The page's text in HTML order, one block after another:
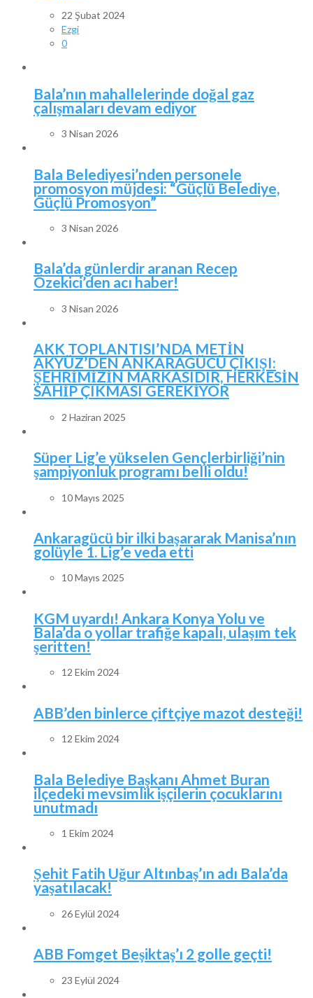
22 Şubat 2024
Ezgi
0
Bala’nın mahallelerinde doğal gaz
çalışmaları devam ediyor
3 Nisan 2026
Bala Belediyesi’nden personele
promosyon müjdesi: “Güçlü Belediye,
Güçlü Promosyon”
3 Nisan 2026
Bala’da günlerdir aranan Recep
Özekici’den acı haber!
3 Nisan 2026
AKK TOPLANTISI’NDA METİN
AKYÜZ’DEN ANKARAGÜCÜ ÇIKIŞI:
ŞEHRİMİZİN MARKASIDIR, HERKESİN
SAHİP ÇIKMASI GEREKİYOR
2 Haziran 2025
Süper Lig’e yükselen Gençlerbirliği’nin
şampiyonluk programı belli oldu!
10 Mayıs 2025
Ankaragücü bir ilki başararak Manisa’nın
golüyle 1. Lig’e veda etti
10 Mayıs 2025
KGM uyardı! Ankara Konya Yolu ve
Bala’da o yollar trafiğe kapalı, ulaşım tek
şeritten!
12 Ekim 2024
ABB’den binlerce çiftçiye mazot desteği!
12 Ekim 2024
Bala Belediye Başkanı Ahmet Buran
ilçedeki mevsimlik işçilerin çocuklarını
unutmadı
1 Ekim 2024
Şehit Fatih Uğur Altınbaş’ın adı Bala’da
yaşatılacak!
26 Eylül 2024
ABB Fomget Beşiktaş’ı 2 golle geçti!
23 Eylül 2024